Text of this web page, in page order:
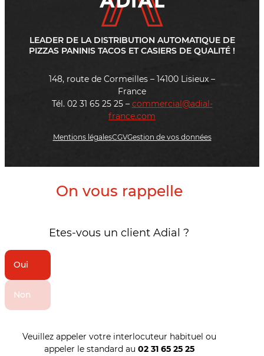
LEADER DE LA DISTRIBUTION AUTOMATIQUE DE
PIZZAS PANINIS TACOS ET CASIERS DE QUALITÉ !
148, route de Cormeilles – 14100 Lisieux –
France
Tél. 02 31 65 25 25 – commercial@adial-
france.com
Mentions légalesCGVGestion de vos données
On vous rappelle
Etes-vous un client Adial ?
Oui
Non
Veuillez appeler votre interlocuteur habituel ou
appeler le standard au 02 31 65 25 25